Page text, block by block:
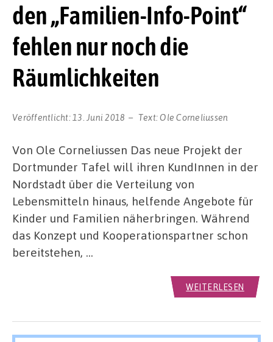
den „Familien-Info-Point“
fehlen nur noch die
Räumlichkeiten
Veröffentlicht: 13. Juni 2018 Text:Ole Corneliussen
Von Ole Corneliussen Das neue Projekt der
Dortmunder Tafel will ihren KundInnen in der
Nordstadt über die Verteilung von
Lebensmitteln hinaus, helfende Angebote für
Kinder und Familien näherbringen. Während
das Konzept und Kooperationspartner schon
bereitstehen, …
WEITERLESEN